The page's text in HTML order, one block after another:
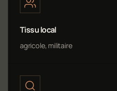
Tissu local
agricole, militaire